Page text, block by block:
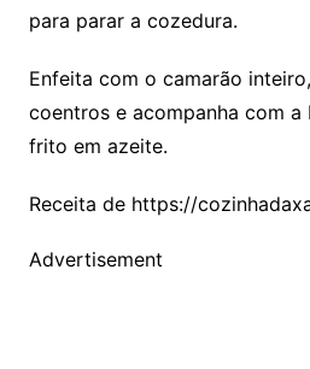
para parar a cozedura.
Enfeita com o camarão
coentros e acompanha com
frito em azeite.
Receita de https://
Advertisement